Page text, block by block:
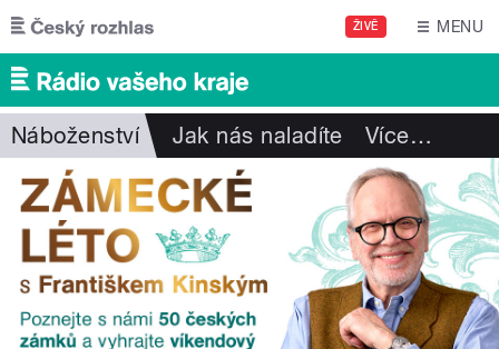
Přejít k hlavnímu obsahu
ŽIVĚ MENU
Náboženství Jak nás naladíte Více…